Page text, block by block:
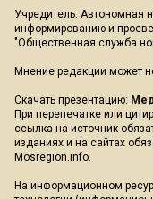
Учредитель: Автономная
информированию и
"Общественная служба
Мнение редакции может
Скачать презентацию:
При перепечатке или
ссылка на источник
изданиях и на сайтах
Mosregion.info.
На информационном